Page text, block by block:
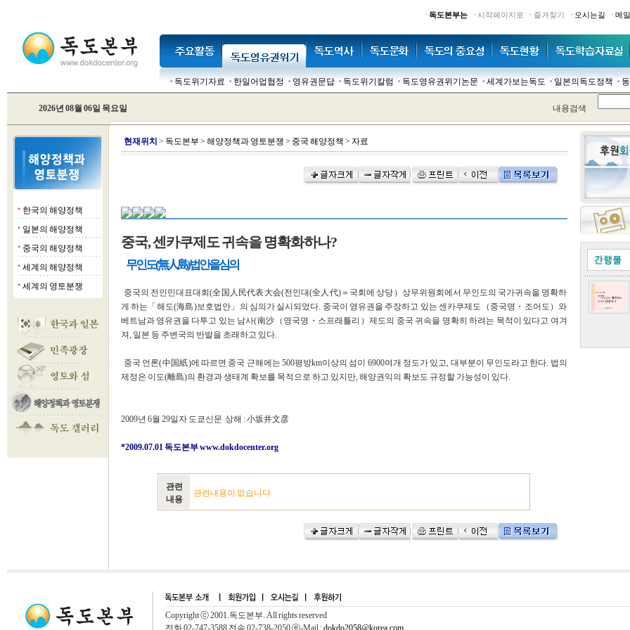
· 독도본부는 · 시작페이지로 · 즐겨찾기 · 오시는길 · 메
독도위기자료 한일어업협정 영유권문답 독도위기칼럼 독도영유권위기논문 세계가보는독도 일본의독도정책
2026년 08월 06일 목요일 내용검색
■ 한국의 해양정책
■ 일본의 해양정책
■ 중국의 해양정책
■ 세계의 해양정책
■ 세계의 영토분쟁
현재위치 > 독도본부 > 해양정책과 영토분쟁 > 중국 해양정책 > 자료
중국, 센카쿠제도 귀속을 명확화하나?
무인도(無人島)법안을 심의
중국의 전인민대표대회(全国人民代表大会(전인대(全人代)＝국회에 상당）상무위원회에서 무인도의 국가귀속을 명확하
게 하는「해도(海島)보호법안」의 심의가 실시되었다. 중국이 영유권을 주장하고 있는 센카쿠제도（중국명・조어도）와
베트남과 영유권을 다투고 있는 남사(南沙（영국명・스프래틀리）제도의 중국 귀속을 명확히 하려는 목적이 있다고 여겨
져, 일본 등 주변국의 반발을 초래하고 있다.
중국 언론(中国紙)에 따르면 중국 근해에는 500평방km이상의 섬이 6900여개 정도가 있고, 대부분이 무인도라고 한다. 법의
제정은 이도(離島)의 환경과 생태계 확보를 목적으로 하고 있지만, 해양권익의 확보도 규정할 가능성이 있다.
2009년 6월 29일자 도쿄신문 상해 : 小坂井文彦
*2009.07.01 독도본부www.dokdocenter.org
관련
내용
관련내용이 없습니다
Copyright ⓒ 2001.독도본부. All rights reserved
전화 02-747-3588 전송 02-738-2050 ⓔ-Mail :dokdo2058@korea.com